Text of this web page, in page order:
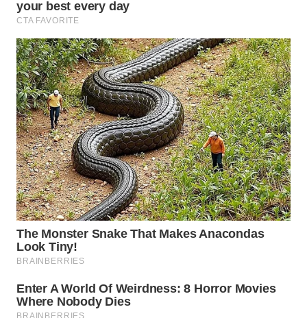
WAHANA
HEALTH
WAHANA
DESA
WISATA
LAPAK
WAHANA
Wahana
Network
KONSUMEN
LISTRIK
MASYARAKAT
KELISTRIKAN